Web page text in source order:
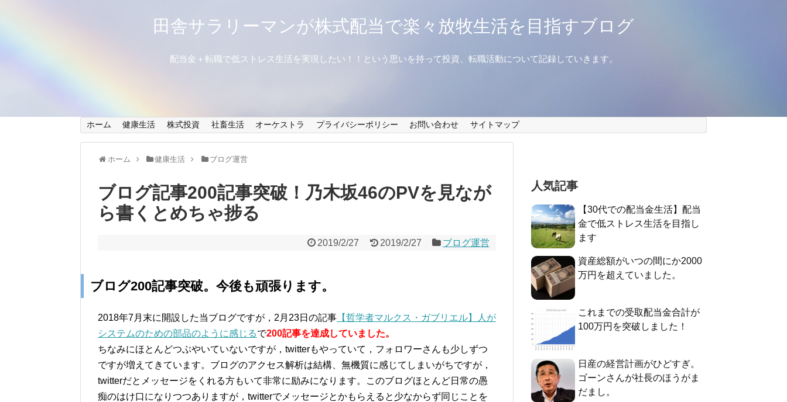
田舎サラリーマンが株式配当で楽々放牧生活を目指すブログ
配当金＋転職で低ストレス生活を実現したい！！という思いを持って投資、転職活動について記録していきます。
ホーム 健康生活 株式投資 社畜生活 オーケストラ プライバシーポリシー お問い合わせ サイトマップ
ホーム 健康生活 ブログ運営
ブログ記事200記事突破！乃木坂46のPVを見なが
ら書くとめちゃ捗る
2019/2/27 2019/2/27 ブログ運営
ブログ200記事突破。今後も頑張ります。
2018年7月末に開設した当ブログですが，2月23日の記事 【哲学者マルクス・ガブリエル】人が
システムのための部品のように感じるで200記事を達成していました。
ちなみにほとんどつぶやいていないですが，twitterもやっていて，フォロワーさんも少しずつ
ですが増えてきています。ブログのアクセス解析は結構、無機質に感じてしまいがちですが，
twitterだとメッセージをくれる方もいて非常に励みになります。このブログほとんど日常の愚
痴のはけ口になりつつありますが，twitterでメッセージとかもらえると少なからず同じことを
人気記事
【30代での配当金生活】配当
金で低ストレス生活を目指し
ます
資産総額がいつの間にか2000
万円を超えていました。
これまでの受取配当金合計が
100万円を突破しました！
日産の経営計画がひどすぎ。
ゴーンさんが社長のほうがま
だまし。